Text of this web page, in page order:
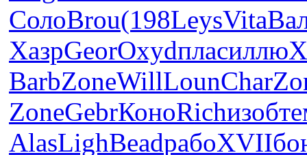
СолоBrou(198LeysVita
ХазрGeorOxydпласиллю
BarbZoneWillLounChar
ZoneGebrКоноRichизоб
AlasLighBeadрабоXVII